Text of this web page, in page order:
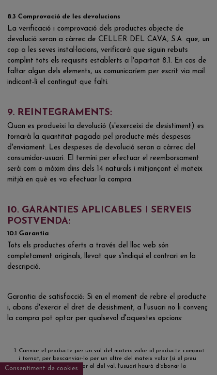
8.3 Comprovació de les devolucions
La verificació i comprovació dels productes objecte de
devolució seran a càrrec de CELLER DEL CAVA, S.A. que, un
cop a les seves instal·lacions, verificarà que siguin rebuts
complint tots els requisits establerts a l'apartat 8.1. En cas de
faltar algun dels elements, us comunicaríem per escrit via mail
indicant-li el contingut que falti.
9. REINTEGRAMENTS:
Quan es produeixi la devolució (s'exerceixi de desistiment) es
tornarà la quantitat pagada pel producte més despesas
d'enviament. Les despeses de devolució seran a càrrec del
consumidor-usuari. El termini per efectuar el reemborsament
serà com a màxim dins dels 14 naturals i mitjançant el mateix
mitjà en què es va efectuar la compra.
10. GARANTIES APLICABLES I SERVEIS
POSTVENDA:
10.1 Garantia
Tots els productes oferts a través del lloc web són
completament originals, llevat que s'indiqui el contrari en la
descripció.
Garantia de satisfacció: Si en el moment de rebre el producte
i, abans d'exercir el dret de desistiment, a l'usuari no li convenç
la compra pot optar per qualsevol d'aquestes opcions:
Canviar el producte per un val del mateix valor al producte comprat
i tornat, per bescanviar-lo per un altre del mateix valor (si el preu
del producte fos superior al del val, l'usuari haurà d'abonar la
Consentiment de cookies